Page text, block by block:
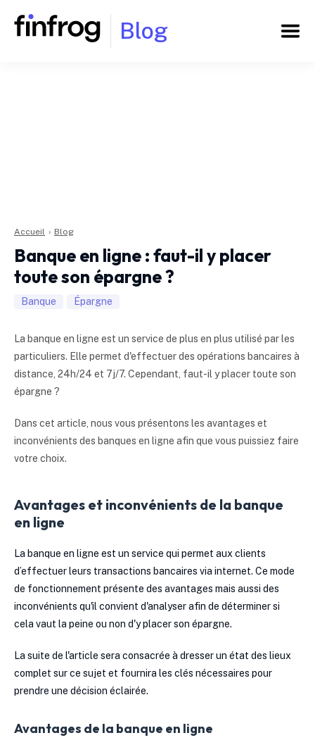
Blog
Accueil › Blog
Banque en ligne : faut-il y placer
toute son épargne ?
Banque Épargne
La banque en ligne est un service de plus en plus utilisé par les
particuliers. Elle permet d'effectuer des opérations bancaires à
distance, 24h/24 et 7j/7. Cependant, faut-il y placer toute son
épargne ?
Dans cet article, nous vous présentons les avantages et
inconvénients des banques en ligne afin que vous puissiez faire
votre choix.
Avantages et inconvénients de la banque
en ligne
La banque en ligne est un service qui permet aux clients
d’effectuer leurs transactions bancaires via internet. Ce mode
de fonctionnement présente des avantages mais aussi des
inconvénients qu'il convient d'analyser afin de déterminer si
cela vaut la peine ou non d'y placer son épargne.
La suite de l'article sera consacrée à dresser un état des lieux
complet sur ce sujet et fournira les clés nécessaires pour
prendre une décision éclairée.
Avantages de la banque en ligne